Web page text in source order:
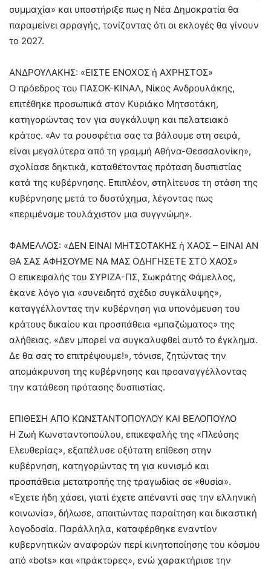
συμμαχία» και υποστήριξε πως η Νέα Δημοκρατία θα
παραμείνει αρραγής, τονίζοντας ότι οι εκλογές θα γίνουν
το 2027.
ΑΝΔΡΟΥΛΑΚΗΣ: «ΕΙΣΤΕ ΕΝΟΧΟΣ ή ΑΧΡΗΣΤΟΣ»
Ο πρόεδρος του ΠΑΣΟΚ-ΚΙΝΑΛ, Νίκος Ανδρουλάκης,
επιτέθηκε προσωπικά στον Κυριάκο Μητσοτάκη,
κατηγορώντας τον για συγκάλυψη και πελατειακό
κράτος. «Αν τα ρουσφέτια σας τα βάλουμε στη σειρά,
είναι μεγαλύτερα από τη γραμμή Αθήνα-Θεσσαλονίκη»,
σχολίασε δηκτικά, καταθέτοντας πρόταση δυσπιστίας
κατά της κυβέρνησης. Επιπλέον, στηλίτευσε τη στάση της
κυβέρνησης μετά το δυστύχημα, λέγοντας πως
«περιμέναμε τουλάχιστον μια συγγνώμη».
ΦΑΜΕΛΛΟΣ: «ΔΕΝ ΕΙΝΑΙ ΜΗΤΣΟΤΑΚΗΣ ή ΧΑΟΣ – ΕΙΝΑΙ ΑΝ
ΘΑ ΣΑΣ ΑΦΗΣΟΥΜΕ ΝΑ ΜΑΣ ΟΔΗΓΗΣΕΤΕ ΣΤΟ ΧΑΟΣ»
Ο επικεφαλής του ΣΥΡΙΖΑ-ΠΣ, Σωκράτης Φάμελλος,
έκανε λόγο για «συνειδητό σχέδιο συγκάλυψης»,
καταγγέλλοντας την κυβέρνηση για υπονόμευση του
κράτους δικαίου και προσπάθεια «μπαζώματος» της
αλήθειας. «Δεν μπορεί να συγκαλυφθεί αυτό το έγκλημα.
Δε θα σας το επιτρέψουμε!», τόνισε, ζητώντας την
απομάκρυνση της κυβέρνησης και προαναγγέλλοντας
την κατάθεση πρότασης δυσπιστίας.
ΕΠΙΘΕΣΗ ΑΠΟ ΚΩΝΣΤΑΝΤΟΠΟΥΛΟΥ ΚΑΙ ΒΕΛΟΠΟΥΛΟ
Η Ζωή Κωνσταντοπούλου, επικεφαλής της «Πλεύσης
Ελευθερίας», εξαπέλυσε οξύτατη επίθεση στην
κυβέρνηση, κατηγορώντας τη για κυνισμό και
προσπάθεια μετατροπής της τραγωδίας σε «θυσία».
«Έχετε ήδη χάσει, γιατί έχετε απέναντί σας την ελληνική
κοινωνία», δήλωσε, απαιτώντας παραίτηση και δικαστική
λογοδοσία. Παράλληλα, καταφέρθηκε εναντίον
κυβερνητικών αναφορών περί κινητοποίησης του κόσμου
από «bots» και «πράκτορες», ενώ χαρακτήρισε την